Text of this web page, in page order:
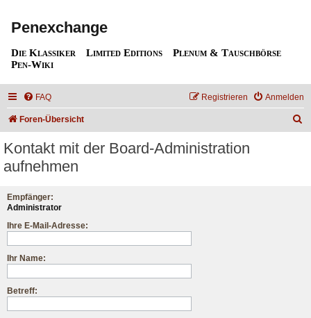
Penexchange
Die Klassiker Limited Editions
Plenum & Tauschbörse
Pen-Wiki
FAQ Anmelden
Registrieren
Foren-Übersicht
Kontakt mit der Board-Administration
aufnehmen
Empfänger:
Administrator
Ihre E-Mail-Adresse:
Ihr Name:
Betreff: